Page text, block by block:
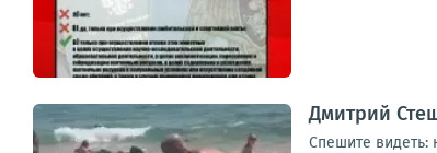
Дмитрий
Спешите видеть: